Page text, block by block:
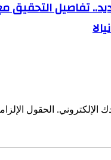
تفاصيل التحقيق
الإلكتروني. الحقول